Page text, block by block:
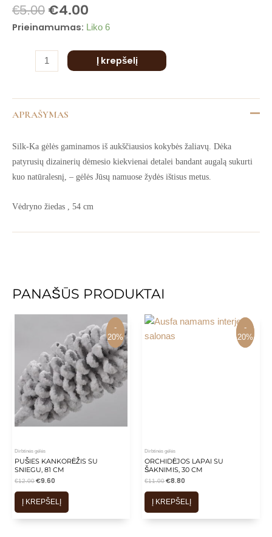
€5.00 €4.00
Prieinamumas: Liko 6
54
cm
Į krepšelį
APRAŠYMAS
Silk-Ka gėlės gaminamos iš aukščiausios kokybės žaliavų. Dėka
patyrusių dizainerių dėmesio kiekvienai detalei bandant augalą sukurti
kuo natūralesnį, – gėlės Jūsų namuose žydės ištisus metus.
Vėdryno žiedas , 54 cm
PANAŠŪS PRODUKTAI
-
20%
-
20%
Dirbtinės gėlės
PUŠIES KANKORĖŽIS SU
SNIEGU, 81 CM
€12.00€9.60
Į KREPŠELĮ
-
20%
-
20%
Dirbtinės gėlės
ORCHIDĖJOS LAPAI SU
ŠAKNIMIS, 30 CM
€11.00€8.80
Į KREPŠELĮ